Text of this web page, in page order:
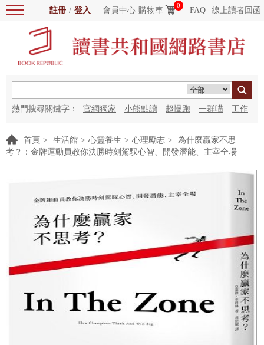
註冊 / 登入 會員中心 購物車
0
FAQ 線上讀者回函
熱門搜尋關鍵字： 官網獨家 小熊點讀 超慢跑 一群喵 工作
首頁 > 生活館 > 心靈養生 > 心理勵志 >
為什麼贏家不思
考？：金牌運動員教你決勝時刻駕馭心智、開發潛能、主宰全場